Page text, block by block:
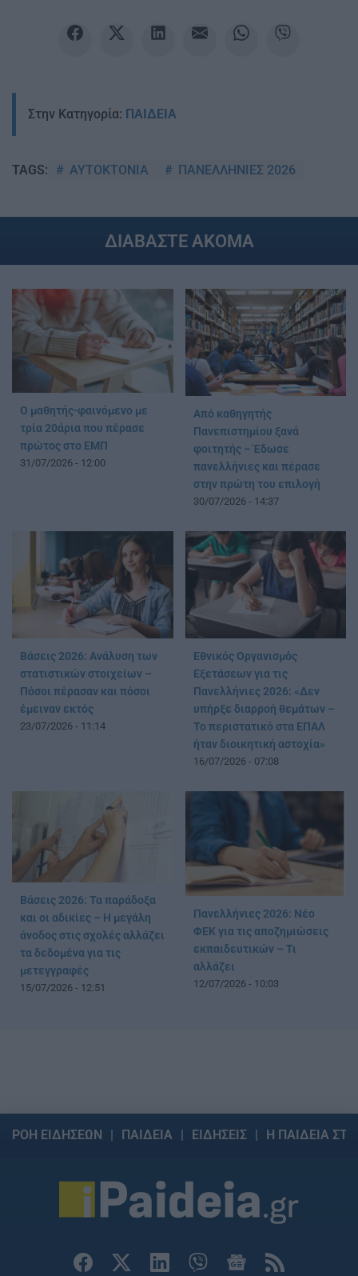
Στην Κατηγορία: ΠΑΙΔΕΙΑ
TAGS: ΑΥΤΟΚΤΟΝΙΑ ΠΑΝΕΛΛΗΝΙΕΣ 2026
ΔΙΑΒΑΣΤΕ ΑΚΟΜΑ
Ο μαθητής-φαινόμενο με
τρία 20άρια που πέρασε
πρώτος στο ΕΜΠ
31/07/2026 - 12:00
Από καθηγητής
Πανεπιστημίου ξανά
φοιτητής – Έδωσε
πανελλήνιες και πέρασε
στην πρώτη του επιλογή
30/07/2026 - 14:37
Βάσεις 2026: Ανάλυση των
στατιστικών στοιχείων –
Πόσοι πέρασαν και πόσοι
έμειναν εκτός
23/07/2026 - 11:14
Εθνικός Οργανισμός
Εξετάσεων για τις
Πανελλήνιες 2026: «Δεν
υπήρξε διαρροή θεμάτων –
Το περιστατικό στα ΕΠΑΛ
ήταν διοικητική αστοχία»
16/07/2026 - 07:08
Βάσεις 2026: Τα παράδοξα
και οι αδικίες – Η μεγάλη
άνοδος στις σχολές αλλάζει
τα δεδομένα για τις
μετεγγραφές
15/07/2026 - 12:51
Πανελλήνιες 2026: Νέο
ΦΕΚ για τις αποζημιώσεις
εκπαιδευτικών – Τι
αλλάζει
12/07/2026 - 10:03
ΡΟΗ ΕΙΔΗΣΕΩΝ ΠΑΙΔΕΙΑ ΕΙΔΗΣΕΙΣ Η ΠΑΙΔΕΙΑ